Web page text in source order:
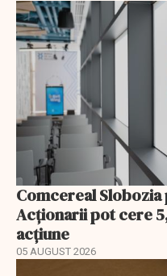
Comcereal Slobozia
Acționarii pot cere
acțiune
05 AUGUST 2026